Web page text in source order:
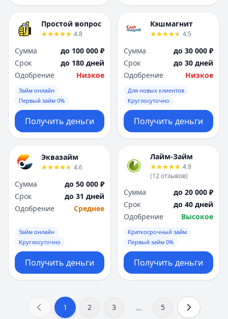
Простой вопрос
4.8
Сумма
до 100 000 ₽
Срок
до 180 дней
Одобрение
Низкое
Займ онлайн
Первый займ 0%
Получить деньги
Кэшмагнит
4.5
Сумма
до 30 000 ₽
Срок
до 30 дней
Одобрение
Низкое
Для новых клиентов
Круглосуточно
Получить деньги
Эквазайм
4.6
Сумма
до 50 000 ₽
Срок
до 31 дней
Одобрение
Среднее
Займ онлайн
Круглосуточно
Получить деньги
Лайм-Займ
4.9
(12отзывов)
Сумма
до 20 000 ₽
Срок
до 40 дней
Одобрение
Высокое
Краткосрочный займ
Первый займ 0%
Получить деньги
1 2 3 ... 5